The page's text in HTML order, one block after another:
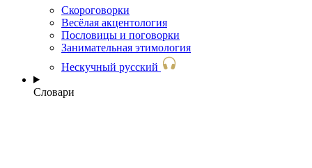
Скороговорки
Весёлая акцентология
Пословицы и поговорки
Занимательная этимология
Нескучный русский
Словари